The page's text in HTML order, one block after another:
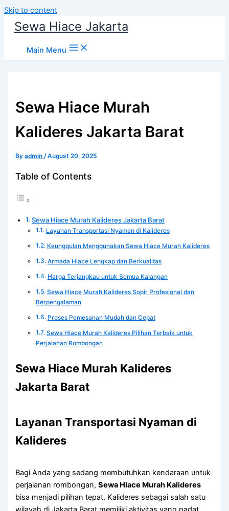
Skip to content
Sewa Hiace Jakarta
Main Menu
Sewa Hiace Murah
Kalideres Jakarta Barat
Byadmin/August 20, 2025
Table of Contents
Sewa Hiace Murah Kalideres Jakarta Barat
Layanan Transportasi Nyaman di Kalideres
Keunggulan Menggunakan Sewa Hiace Murah Kalideres
Armada Hiace Lengkap dan Berkualitas
Harga Terjangkau untuk Semua Kalangan
Sewa Hiace Murah Kalideres Sopir Profesional dan
Berpengalaman
Proses Pemesanan Mudah dan Cepat
Sewa Hiace Murah Kalideres Pilihan Terbaik untuk
Perjalanan Rombongan
Sewa Hiace Murah Kalideres
Jakarta Barat
Layanan Transportasi Nyaman di
Kalideres
Bagi Anda yang sedang membutuhkan kendaraan untuk
perjalanan rombongan,Sewa Hiace Murah Kalideres
bisa menjadi pilihan tepat. Kalideres sebagai salah satu